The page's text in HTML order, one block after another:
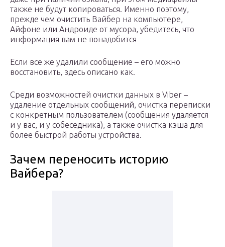
также не будут копироваться. Именно поэтому,
прежде чем очистить Вайбер на компьютере,
Айфоне или Андроиде от мусора, убедитесь, что
информация вам не понадобится
Если все же удалили сообщение – его можно
восстановить, здесь описано как.
Среди возможностей очистки данных в Viber –
удаление отдельных сообщений, очистка переписки
с конкретным пользователем (сообщения удаляется
и у вас, и у собеседника), а также очистка кэша для
более быстрой работы устройства.
Зачем переносить историю
Вайбера?